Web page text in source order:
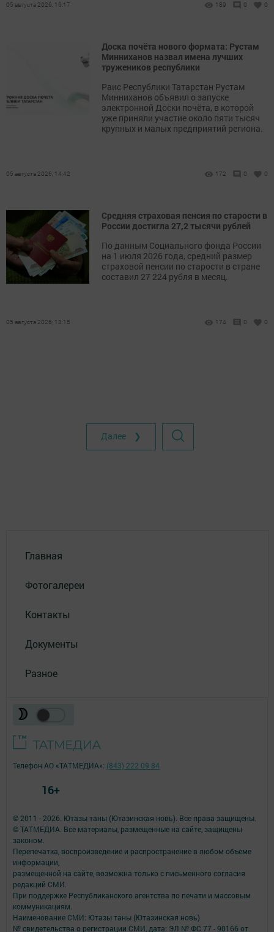
05 августа 2026, 16:17 189 0 0
Доска почёта нового формата: Рустам
Минниханов назвал имена лучших
тружеников республики
Раис Республики Татарстан Рустам
Минниханов объявил о запуске
электронной Доски почёта, в которой
уже приняли участие около пяти тысяч
крупных и малых предприятий региона.
05 августа 2026, 14:42 172 0 0
Средняя страховая пенсия по старости в
России достигла 27,2 тысячи рублей
По данным Социального фонда России
на 1 июля 2026 года, средний размер
страховой пенсии по старости в стране
составил 27 224 рубля в месяц.
05 августа 2026, 13:15 174 0 0
Далее ❯
Главная
Фотогалереи
Контакты
Документы
Разное
© 2011 - 2026. Ютазы таны (Ютазинская новь). Все права защищены.
© ТАТМЕДИА. Все материалы, размещенные на сайте, защищены
законом.
Перепечатка, воспроизведение и распространение в любом объеме
информации,
размещенной на сайте, возможна только с письменного согласия
редакций СМИ.
При поддержке Республиканского агентства по печати и массовым
коммуникациям.
Наименование СМИ: Ютазы таны (Ютазинская новь)
№ свидетельства о регистрации СМИ, дата: ЭЛ № ФС 77 - 90166 от
Телефон АО «ТАТМЕДИА»: (843) 222 09 84
16+